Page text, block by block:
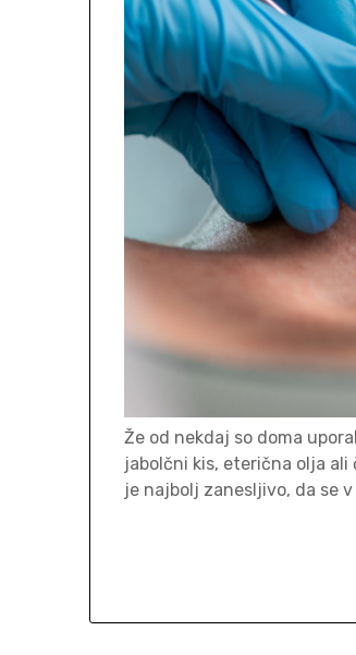
Že od nekdaj so doma
jabolčni kis, eterična olja ali
je najbolj zanesljivo, da se